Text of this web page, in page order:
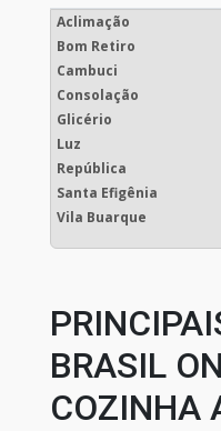
Aclimação
Bom Retiro
Cambuci
Consolação
Glicério
Luz
República
Santa Efigênia
Vila Buarque
BRASIL
COZINHA